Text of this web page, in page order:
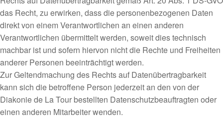
das Recht, zu erwirken, dass die personenbezogenen Daten
direkt von einem Verantwortlichen an einen anderen
Verantwortlichen übermittelt werden, soweit dies technisch
machbar ist und sofern hiervon nicht die Rechte und Freiheiten
anderer Personen beeinträchtigt werden.
Zur Geltendmachung des Rechts auf Datenübertragbarkeit
kann sich die betroffene Person jederzeit an den von der
Diakonie de La Tour bestellten Datenschutzbeauftragten oder
einen anderen Mitarbeiter wenden.